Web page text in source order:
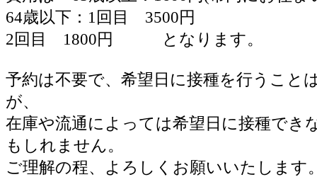
64歳以下：1回目 3500円
2回目 1800円 となります。
予約は不要で、希望日に接種を行うこと
が、
在庫や流通によっては希望日に接種でき
もしれません。
ご理解の程、よろしくお願いいたします